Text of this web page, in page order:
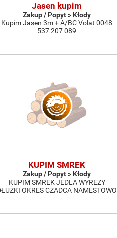
Jasen kupim
Zakup / Popyt > Kłody
Kupim Jasen 3m + A/BC Volat 0048
537 207 089
KUPIM SMREK
Zakup / Popyt > Kłody
KUPIM SMREK JEDLA WYREZY
OKRES CZADCA NAMESTOWO